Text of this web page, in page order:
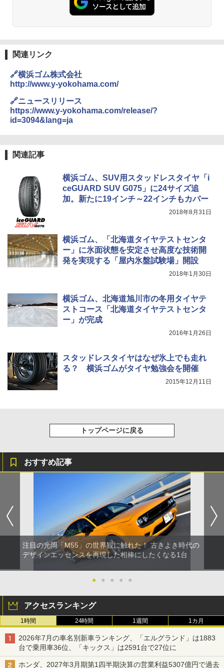
関連リンク
🔗横浜ゴム株式会社
http://www.y-yokohama.com/
🔗ニュースリリース
https://www.y-yokohama.com/release/?
id=3094&lang=ja
関連記事
横浜ゴム、SUV用スタッドレスタイヤ「i
ceGUARD SUV G075」に24サイズ追
加。新たに19インチ～22インチもカバー
2018年8月31日
横浜ゴム、「北海道タイヤテストセンタ
ー」に氷面状態を安定させ高度な技術開
発を実現する「屋内氷盤試験場」開設
2018年1月30日
横浜ゴム、北海道旭川市の冬用タイヤテ
ストコース「北海道タイヤテストセンタ
ー」が完成
2016年1月26日
スタッドレスタイヤはなぜ氷上でも走れ
る？ 横浜ゴムがタイヤ勉強会を開催
2015年12月11日
トップページに戻る
おすすめ記事
注目の光岡「M55」の世界観に触れた！ 古きよき時代の
デザインエッセンスを再現した相棒にしたくなる1台
● ● ● ● ●
アクセスランキング
1時間 24時間 1週間 1カ月
2026年7月の車名別新車ランキング、「エルグランド」は1883
台で乗用車36位、「キックス」は2591台で27位に
ホンダ、2027年3月期第1四半期決算の営業利益5307億円で過去